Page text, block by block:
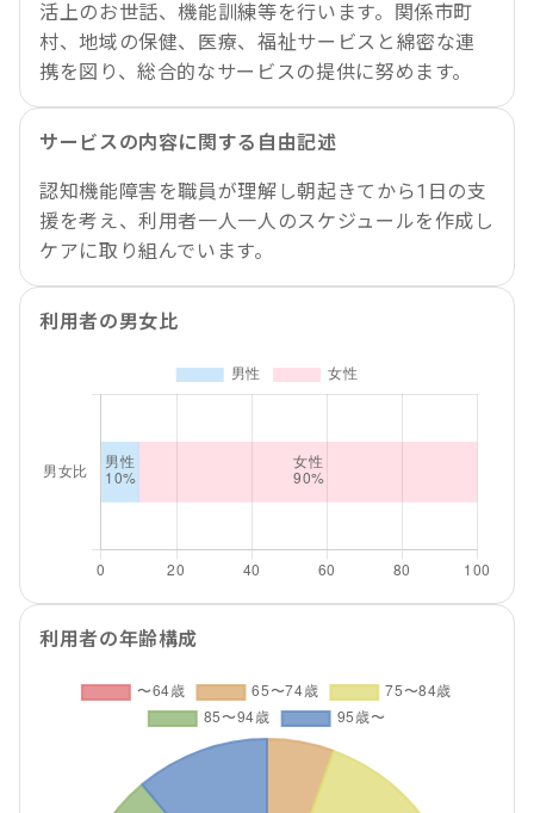
活上のお世話、機能訓練等を行います。関係市町
村、地域の保健、医療、福祉サービスと綿密な連
携を図り、総合的なサービスの提供に努めます。
サービスの内容に関する自由記述
認知機能障害を職員が理解し朝起きてから1日の支
援を考え、利用者一人一人のスケジュールを作成し
ケアに取り組んでいます。
利用者の男女比
利用者の年齢構成